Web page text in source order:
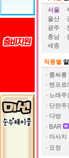
서울
울산
광주
충남
세종
직종별
룸싸롱
텐프로
노래주
단란주
다방
BAR
마사지
요정